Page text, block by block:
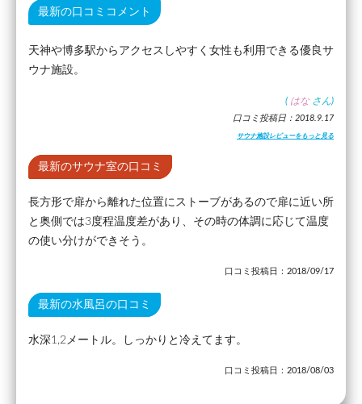
最新の口コミコメント
天神や博多駅からアクセスしやすく女性も利用できる優良サ
ウナ施設。
( はな さん)
口コミ投稿日：2018.9.17
サウナ施設レビューをもっと見る
最新のサウナ室の口コミ
長方形で扉から離れた位置にストーブがあるので扉に近い所
と奥側では3度程温度差があり、その時の体調に応じて温度
の使い分けができそう。
口コミ投稿日：2018/09/17
最新の水風呂の口コミ
水深1,2メートル。しっかりと冷えてます。
口コミ投稿日：2018/08/03